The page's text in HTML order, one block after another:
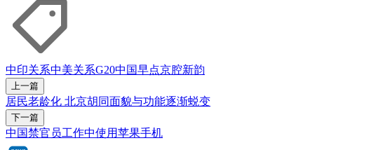
中印关系中美关系G20中国早点京腔新韵
上一篇
居民老龄化 北京胡同面貌与功能逐渐蜕变
下一篇
中国禁官员工作中使用苹果手机